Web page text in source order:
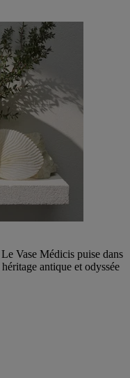
Vase Médicis puise dans
antique et odyssée